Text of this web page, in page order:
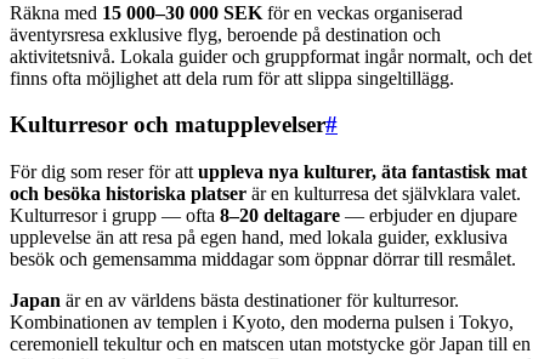
Räkna med 15 000–30 000 SEK för en veckas organiserad
äventyrsresa exklusive flyg, beroende på destination och
aktivitetsnivå. Lokala guider och gruppformat ingår normalt, och det
finns ofta möjlighet att dela rum för att slippa singeltillägg.
Kulturresor och matupplevelser#
För dig som reser för att uppleva nya kulturer, äta fantastisk mat
och besöka historiska platser är en kulturresa det självklara valet.
Kulturresor i grupp — ofta 8–20 deltagare — erbjuder en djupare
upplevelse än att resa på egen hand, med lokala guider, exklusiva
besök och gemensamma middagar som öppnar dörrar till resmålet.
Japan är en av världens bästa destinationer för kulturresor.
Kombinationen av templen i Kyoto, den moderna pulsen i Tokyo,
ceremoniell tekultur och en matscen utan motstycke gör Japan till en